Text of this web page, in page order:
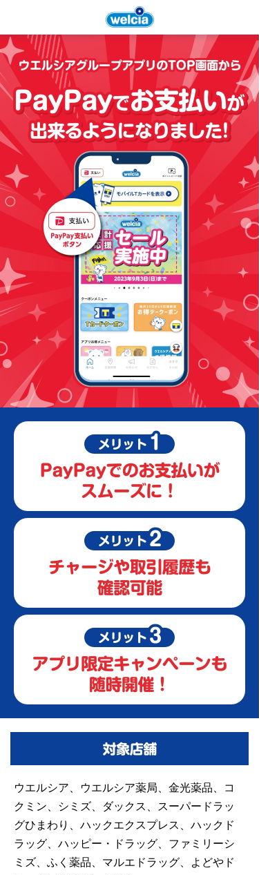
ウエルシア、ウエルシア薬局、金光薬品、コ
クミン、シミズ、ダックス、スーパードラッ
グひまわり、ハックエクスプレス、ハックド
ラッグ、ハッピー・ドラッグ、ファミリーシ
ミズ、ふく薬品、マルエドラッグ、よどやド